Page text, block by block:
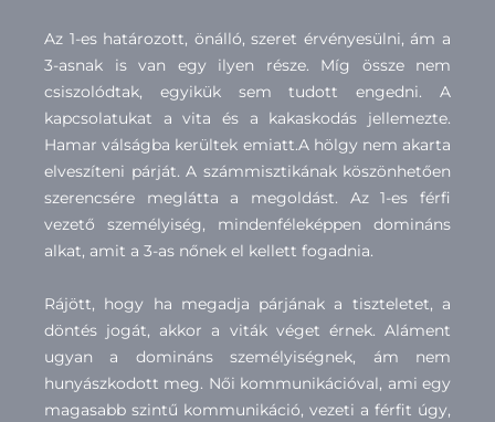
Az 1-es határozott, önálló, szeret érvényesülni, ám a
3-asnak is van egy ilyen része. Míg össze nem
csiszolódtak, egyikük sem tudott engedni. A
kapcsolatukat a vita és a kakaskodás jellemezte.
Hamar válságba kerültek emiatt.A hölgy nem akarta
elveszíteni párját. A számmisztikának köszönhetően
szerencsére meglátta a megoldást. Az 1-es férfi
vezető személyiség, mindenféleképpen domináns
alkat, amit a 3-as nőnek el kellett fogadnia.
Rájött, hogy ha megadja párjának a tiszteletet, a
döntés jogát, akkor a viták véget érnek. Aláment
ugyan a domináns személyiségnek, ám nem
hunyászkodott meg. Női kommunikációval, ami egy
magasabb szintű kommunikáció, vezeti a férfit úgy,